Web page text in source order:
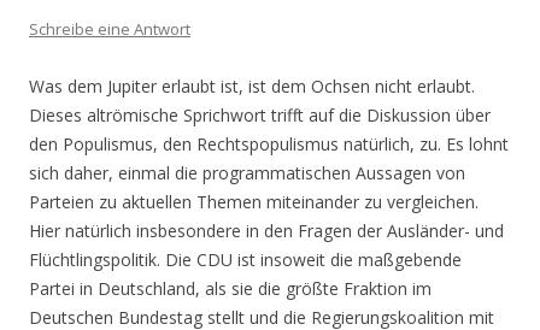
Schreibe eine Antwort
Was dem Jupiter erlaubt ist, ist dem Ochsen nicht erlaubt.
Dieses altrömische Sprichwort trifft auf die Diskussion über
den Populismus, den Rechtspopulismus natürlich, zu. Es lohnt
sich daher, einmal die programmatischen Aussagen von
Parteien zu aktuellen Themen miteinander zu vergleichen.
Hier natürlich insbesondere in den Fragen der Ausländer- und
Flüchtlingspolitik. Die CDU ist insoweit die maßgebende
Partei in Deutschland, als sie die größte Fraktion im
Deutschen Bundestag stellt und die Regierungskoalition mit